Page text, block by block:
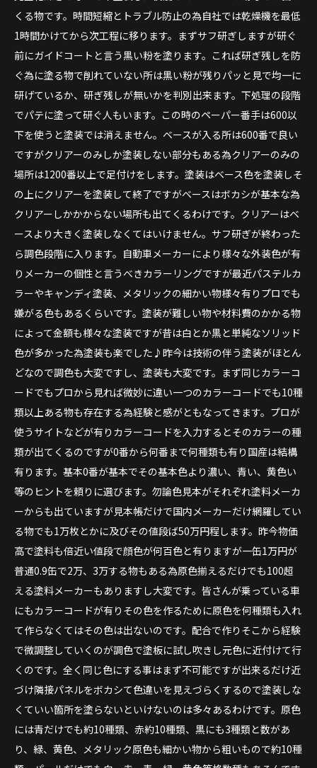
くる物です。時間短縮とトラブル防止の為自社では乾燥機を最低
1時間かけてから次工程に移ります。まずサフ研ぎしますが研ぐ
前にガイドコートと言う黒い粉を塗ります。これば研ぎ残しを防
ぐ為に塗る物で削れていない所は黒い粉が残りパッと見で均一に
研げているか、研ぎ残しが無いかを判別出来ます。下処理の段階
でパテに塗って研ぐ人もいます。この時のペーパー番手は600以
下を使うと塗装では消えません。ベースが入る所は600番で良い
ですがクリアーのみしか塗装しない部分もある為クリアーのみの
場所は1200番以上で足付けをします。塗装はベース色を塗装しそ
の上にクリアーを塗装して終了ですがベースはボカシが基本な為
クリアーしかかからない場所も出てくるわけです。クリアーはベ
ースより大きく塗装しなくてはいけません。サフ研ぎが終わった
ら調色段階に入ります。自動車メーカーにより様々な外装色が有
りメーカーの個性と言うべきカラーリングですが最近パステルカ
ラーやキャンディ塗装、メタリックの細かい物様々有りプロでも
嫌がる色もあるくらいです。塗装が難しい物や材料費のかかる物
によって金額も様々な塗装ですが昔は白とか黒と単純なソリッド
色が多かった為塗装も楽でした♪昨今は技術の伴う塗装がほとん
どなので調色も大変ですし、塗装も大変です。まず同じカラーコ
ードでもプロから見れば微妙に違い一つのカラーコードでも10種
類以上ある物も存在する為経験と感がともなってきます。プロが
使うサイトなどが有りカラーコードを入力するとそのカラーの種
類が出てくるのですが0番から何番まで何種類も有り国産は結構
有ります。基本0番が基本でその基本色より濃い、青い、黄色い
等のヒントを頼りに選びます。勿論色見本がそれぞれ塗料メーカ
ーからも出ていますが見本帳だけで国内メーカーだけ網羅してい
る物でも1万枚とかに及びその値段ば50万円程します。昨今物価
高で塗料も倍近い値段で顔色が何百色と有りますが一缶1万円が
普通0.9缶で2万、3万する物もある為原色揃えるだけでも100超
える塗料メーカーもありますし大変です。皆さんが乗っている車
にもカラーコードが有りその色を作るために原色を何種類も入れ
て作らなくてはその色は出ないのです。配合で作りそこから経験
で微調整していくのが調色で塗板に試し吹きし元色に近付けて行
くのです。全く同じ色にする事はまず不可能ですが出来るだけ近
づけ隣接パネルをボカシて色違いを見えづらくするので塗装しな
くていい箇所を塗らないといけないのは多々あるわけです。原色
には青だけでも約10種類、赤約10種類、黒にも3種類と数があ
り、緑、黄色、メタリック原色も細かい物から粗いもので約10種